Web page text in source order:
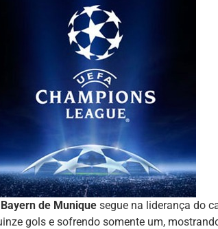
Bayern de Munique segue na liderança do
gols e sofrendo somente um,